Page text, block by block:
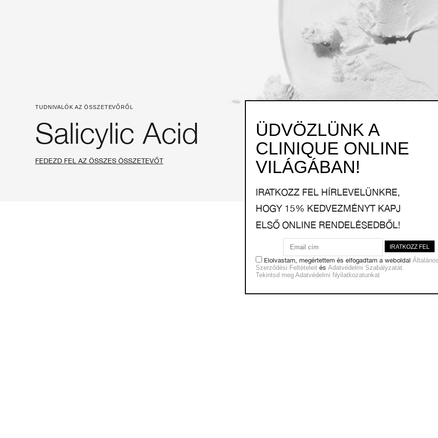
TUDNIVALÓK AZ ÖSSZETEVŐRŐL
Salicylic Acid
FEDEZD FEL AZ ÖSSZES ÖSSZETEVŐT
ÜDVÖZLÜNK A
CLINIQUE ONLINE
VILÁGÁBAN!
IRATKOZZ FEL HÍRLEVELÜNKRE,
HOGY 15% KEDVEZMÉNYT KAPJ
ELSŐ ONLINE RENDELÉSEDBŐL!
Elolvastam, megértettem és elfogadtam a weboldal
Szerződési Feltételeit ésAdatvédelmi Szabályzatát.
Tekintsd meg Adatvédelmi Nyilatkozatunkat